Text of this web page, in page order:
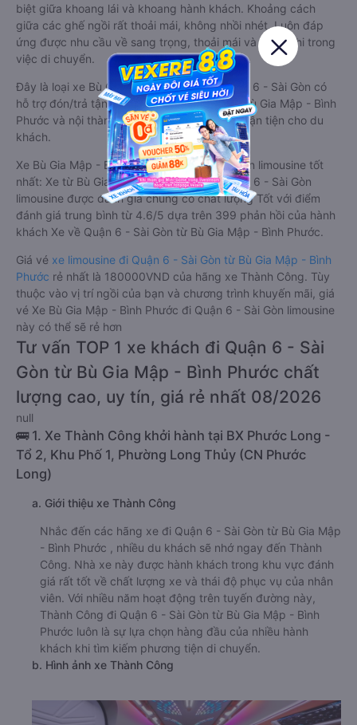
biệt giữa khoang lái và khoang hành khách. Khoảng cách
giữa các ghế ngồi rất thoải mái, không nhồi nhét. Luôn đáp
ứng được nhu cầu về sang trọng, thoải mái và tiện nghi trong
việc di chuyển.
Đây là loại xe Bù Gia Mập - Bình Phước Quận 6 - Sài Gòn có
hỗ trợ đón/trả tận nơi miễn phí tại nội thành Bù Gia Mập - Bình
Phước và nội thành Quận 6 - Sài Gòn, rất thuận tiện cho du
khách.
Xe Bù Gia Mập - Bình Phước Quận 6 - Sài Gòn limousine tốt
nhất: Xe từ Bù Gia Mập - Bình Phước đi Quận 6 - Sài Gòn
limousine được đánh giá chung có chất lượng Tốt với điểm
đánh giá trung bình từ 4.6/5 dựa trên 399 phản hồi của hành
khách Xe về Quận 6 - Sài Gòn từ Bù Gia Mập - Bình Phước.
Giá vé xe limousine đi Quận 6 - Sài Gòn từ Bù Gia Mập - Bình
Phước rẻ nhất là 180000VND của hãng xe Thành Công. Tùy
thuộc vào vị trí ngồi của bạn và chương trình khuyến mãi, giá
vé Xe Bù Gia Mập - Bình Phước đi Quận 6 - Sài Gòn limousine
này có thể sẽ rẻ hơn
Tư vấn TOP 1 xe khách đi Quận 6 - Sài
Gòn từ Bù Gia Mập - Bình Phước chất
lượng cao, uy tín, giá rẻ nhất 08/2026
null
🚌 1. Xe Thành Công khởi hành tại BX Phước Long -
Tổ 2, Khu Phố 1, Phường Long Thủy (CN Phước
Long)
a. Giới thiệu xe Thành Công
Nhắc đến các hãng xe đi Quận 6 - Sài Gòn từ Bù Gia Mập
- Bình Phước , nhiều du khách sẽ nhớ ngay đến Thành
Công. Nhà xe này được hành khách trong khu vực đánh
giá rất tốt về chất lượng xe và thái độ phục vụ của nhân
viên. Với nhiều năm hoạt động trên tuyến đường này,
Thành Công đi Quận 6 - Sài Gòn từ Bù Gia Mập - Bình
Phước luôn là sự lựa chọn hàng đầu của nhiều hành
khách khi tìm kiếm phương tiện di chuyển.
b. Hình ảnh xe Thành Công